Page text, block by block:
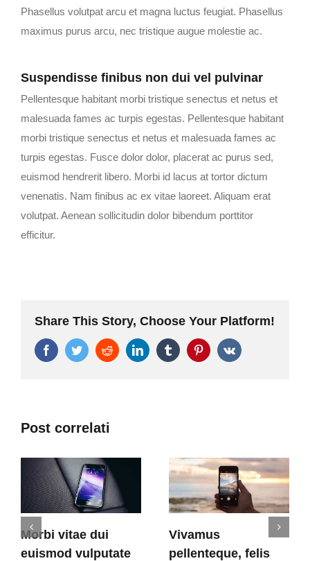
Phasellus volutpat arcu et magna luctus feugiat. Phasellus
maximus purus arcu, nec tristique augue molestie ac.
Suspendisse finibus non dui vel pulvinar
Pellentesque habitant morbi tristique senectus et netus et
malesuada fames ac turpis egestas. Pellentesque habitant
morbi tristique senectus et netus et malesuada fames ac
turpis egestas. Fusce dolor dolor, placerat ac purus sed,
euismod hendrerit libero. Morbi id lacus at tortor dictum
venenatis. Nam finibus ac ex vitae laoreet. Aliquam erat
volutpat. Aenean sollicitudin dolor bibendum porttitor
efficitur.
Share This Story, Choose Your Platform!
FacebookTwitterRedditLinkedInTumblr Pinterest
Vk
Post correlati
Morbi vitae dui
euismod vulputate
Vivamus
pellenteque, felis